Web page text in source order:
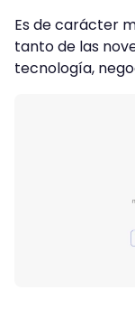
Es de carácter
tanto de las
tecnología,